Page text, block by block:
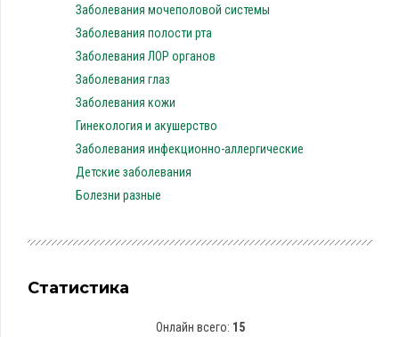
Заболевания мочеполовой системы
Заболевания полости рта
Заболевания ЛОР органов
Заболевания глаз
Заболевания кожи
Гинекология и акушерство
Заболевания инфекционно-аллергические
Детские заболевания
Болезни разные
Статистика
Онлайн всего: 15